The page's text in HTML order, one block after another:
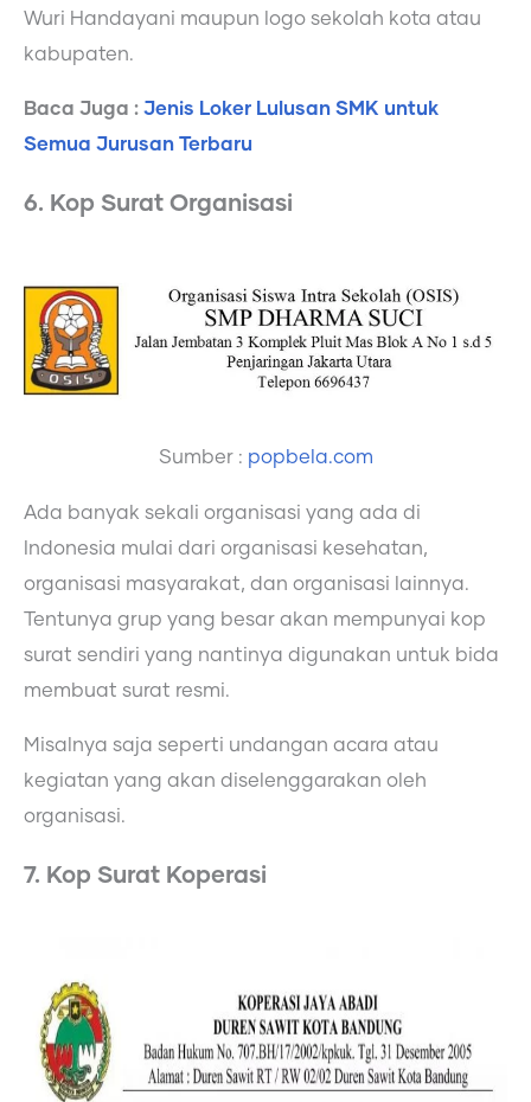
Wuri Handayani maupun logo sekolah kota atau
kabupaten.
Baca Juga : Jenis Loker Lulusan SMK untuk
Semua Jurusan Terbaru
6. Kop Surat Organisasi
Sumber : popbela.com
Ada banyak sekali organisasi yang ada di
Indonesia mulai dari organisasi kesehatan,
organisasi masyarakat, dan organisasi lainnya.
Tentunya grup yang besar akan mempunyai kop
surat sendiri yang nantinya digunakan untuk bida
membuat surat resmi.
Misalnya saja seperti undangan acara atau
kegiatan yang akan diselenggarakan oleh
organisasi.
7. Kop Surat Koperasi